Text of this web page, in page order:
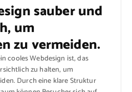
sauber und
um
zu vermeiden.
cooles Webdesign ist, das
zu halten, um
Durch eine klare Struktur